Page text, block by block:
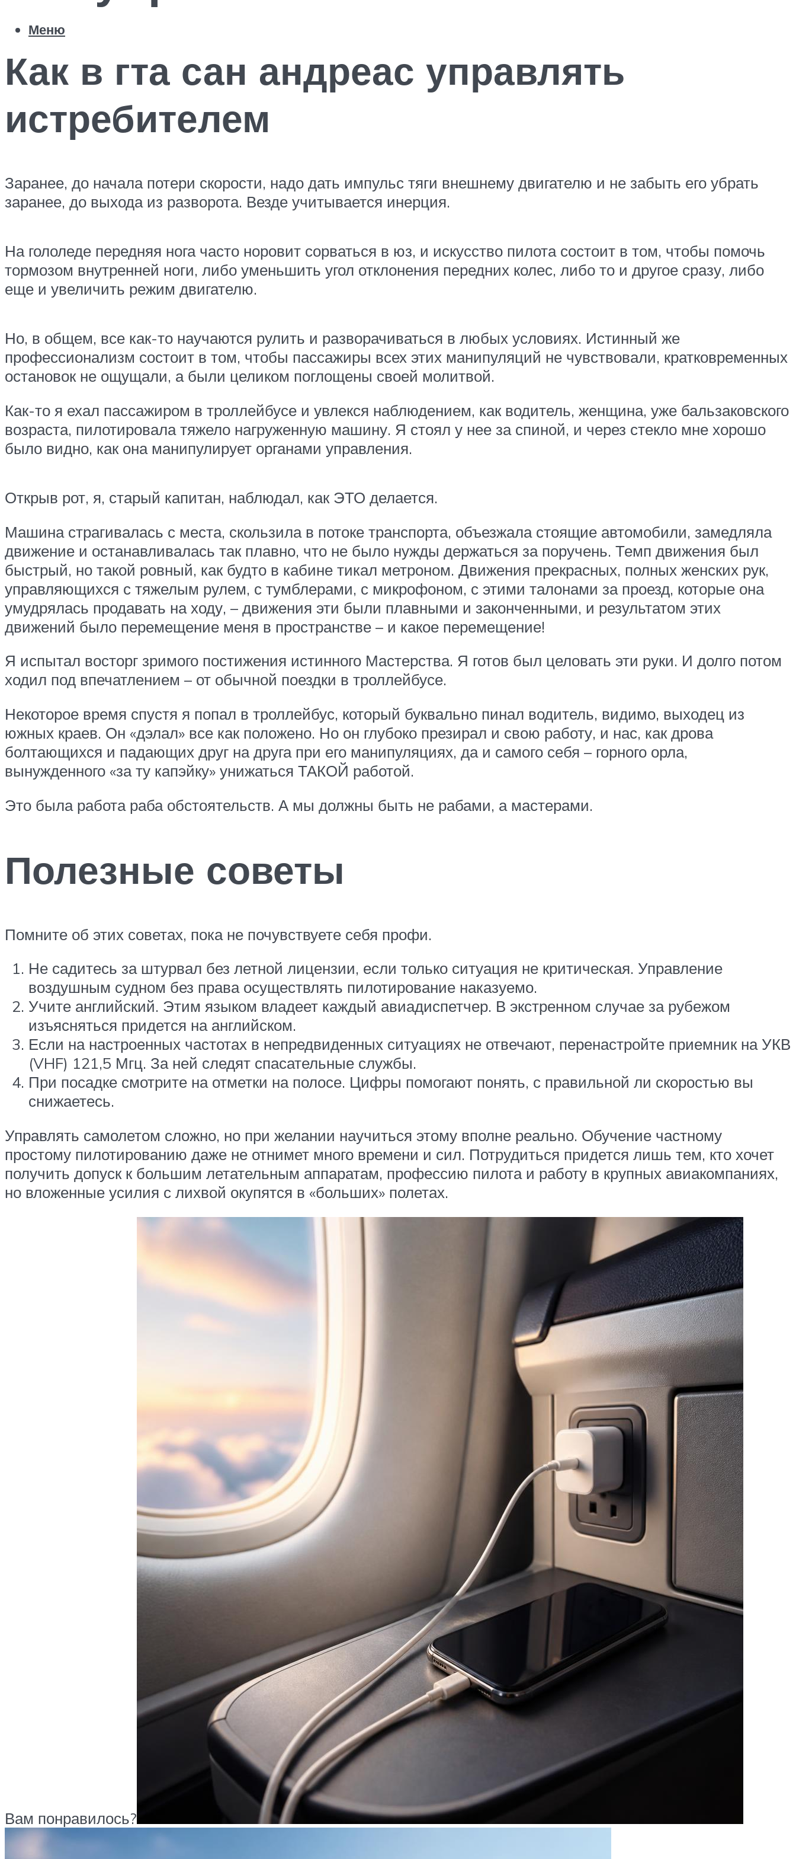
Меню
Как в гта сан андреас управлять
истребителем
Заранее, до начала потери скорости, надо дать импульс тяги внешнему двигателю и не забыть его убрать
заранее, до выхода из разворота. Везде учитывается инерция.
На гололеде передняя нога часто норовит сорваться в юз, и искусство пилота состоит в том, чтобы помочь
тормозом внутренней ноги, либо уменьшить угол отклонения передних колес, либо то и другое сразу, либо
еще и увеличить режим двигателю.
Но, в общем, все как-то научаются рулить и разворачиваться в любых условиях. Истинный же
профессионализм состоит в том, чтобы пассажиры всех этих манипуляций не чувствовали, кратковременных
остановок не ощущали, а были целиком поглощены своей молитвой.
Как-то я ехал пассажиром в троллейбусе и увлекся наблюдением, как водитель, женщина, уже бальзаковского
возраста, пилотировала тяжело нагруженную машину. Я стоял у нее за спиной, и через стекло мне хорошо
было видно, как она манипулирует органами управления.
Открыв рот, я, старый капитан, наблюдал, как ЭТО делается.
Машина страгивалась с места, скользила в потоке транспорта, объезжала стоящие автомобили, замедляла
движение и останавливалась так плавно, что не было нужды держаться за поручень. Темп движения был
быстрый, но такой ровный, как будто в кабине тикал метроном. Движения прекрасных, полных женских рук,
управляющихся с тяжелым рулем, с тумблерами, с микрофоном, с этими талонами за проезд, которые она
умудрялась продавать на ходу, – движения эти были плавными и законченными, и результатом этих
движений было перемещение меня в пространстве – и какое перемещение!
Я испытал восторг зримого постижения истинного Мастерства. Я готов был целовать эти руки. И долго потом
ходил под впечатлением – от обычной поездки в троллейбусе.
Некоторое время спустя я попал в троллейбус, который буквально пинал водитель, видимо, выходец из
южных краев. Он «дэлал» все как положено. Но он глубоко презирал и свою работу, и нас, как дрова
болтающихся и падающих друг на друга при его манипуляциях, да и самого себя – горного орла,
вынужденного «за ту капэйку» унижаться ТАКОЙ работой.
Это была работа раба обстоятельств. А мы должны быть не рабами, а мастерами.
Полезные советы
Помните об этих советах, пока не почувствуете себя профи.
Не садитесь за штурвал без летной лицензии, если только ситуация не критическая. Управление
воздушным судном без права осуществлять пилотирование наказуемо.
Учите английский. Этим языком владеет каждый авиадиспетчер. В экстренном случае за рубежом
изъясняться придется на английском.
Если на настроенных частотах в непредвиденных ситуациях не отвечают, перенастройте приемник на УКВ
(VHF) 121,5 Мгц. За ней следят спасательные службы.
При посадке смотрите на отметки на полосе. Цифры помогают понять, с правильной ли скоростью вы
снижаетесь.
Управлять самолетом сложно, но при желании научиться этому вполне реально. Обучение частному
простому пилотированию даже не отнимет много времени и сил. Потрудиться придется лишь тем, кто хочет
получить допуск к большим летательным аппаратам, профессию пилота и работу в крупных авиакомпаниях,
но вложенные усилия с лихвой окупятся в «больших» полетах.
Вам понравилось?